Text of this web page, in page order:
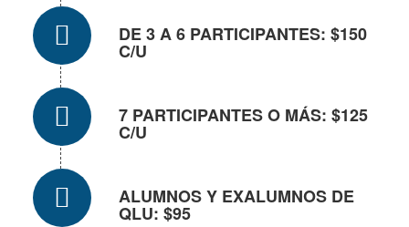
DE 3 A 6 PARTICIPANTES: $150
C/U
7 PARTICIPANTES O MÁS: $125
C/U
ALUMNOS Y EXALUMNOS DE
QLU: $95